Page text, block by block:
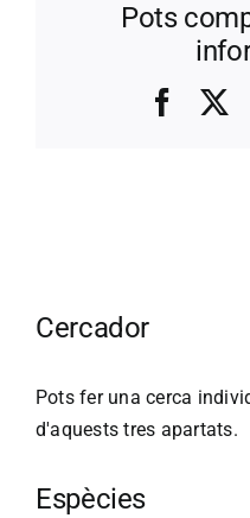
Pots
Cercador
Pots fer una cerca
d'aquests tres apartats.
Espècies